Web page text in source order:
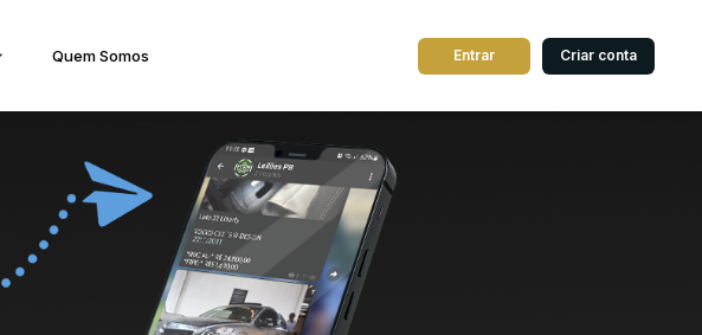
Cidade
Extrajudiciais
Faixa de valor
R$
Quem Somos Entrar Criar conta